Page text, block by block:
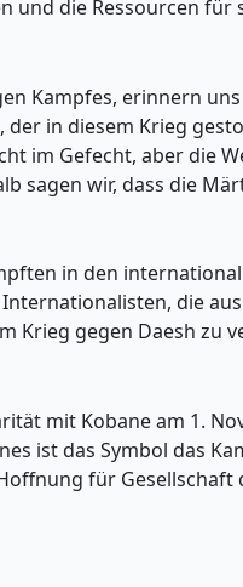
und die Ressourcen für
Kampfes, erinnern
in diesem Krieg
im Gefecht, aber die
sagen wir, dass die
in den
die
Krieg gegen Daesh zu
mit Kobane am 1.
ist das Symbol das
für Gesellschaft